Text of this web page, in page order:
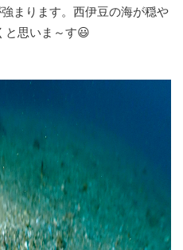
まります。西伊豆の海が穏や
と思いま～す😃